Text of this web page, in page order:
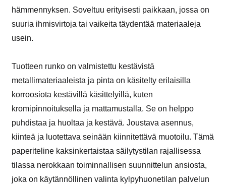
hämmennyksen. Soveltuu erityisesti paikkaan, jossa on
suuria ihmisvirtoja tai vaikeita täydentää materiaaleja
usein.
Tuotteen runko on valmistettu kestävistä
metallimateriaaleista ja pinta on käsitelty erilaisilla
korroosiota kestävillä käsittelyillä, kuten
kromipinnoituksella ja mattamustalla. Se on helppo
puhdistaa ja huoltaa ja kestävä. Joustava asennus,
kiinteä ja luotettava seinään kiinnitettävä muotoilu. Tämä
paperiteline kaksinkertaistaa säilytystilan rajallisessa
tilassa nerokkaan toiminnallisen suunnittelun ansiosta,
joka on käytännöllinen valinta kylpyhuonetilan palvelun